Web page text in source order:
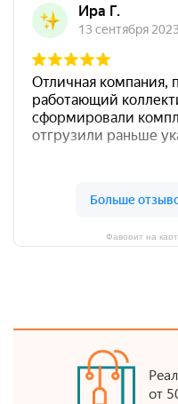
Фаворит на
от